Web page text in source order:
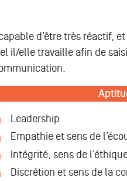
d’être très réactif,
il/elle travaille afin de
Leadership
Empathie et sens de
Intégrité, sens de
Discrétion et sens de la